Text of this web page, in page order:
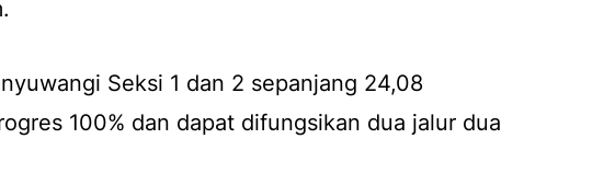
Seksi 1 dan 2 sepanjang 24,08
100% dan dapat difungsikan dua jalur dua